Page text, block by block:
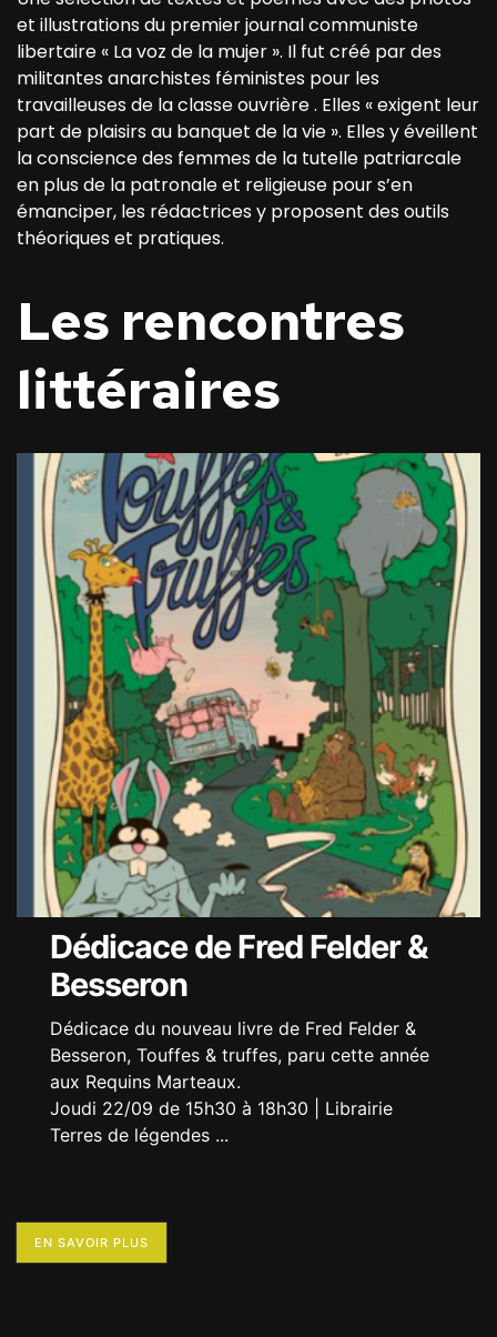
et illustrations du premier journal communiste
libertaire « La voz de la mujer ». Il fut créé par des
militantes anarchistes féministes pour les
travailleuses de la classe ouvrière . Elles « exigent leur
part de plaisirs au banquet de la vie ». Elles y éveillent
la conscience des femmes de la tutelle patriarcale
en plus de la patronale et religieuse pour s’en
émanciper, les rédactrices y proposent des outils
théoriques et pratiques.
Les rencontres
littéraires
Dédicace de Fred Felder &
Besseron
Dédicace du nouveau livre de Fred Felder &
Besseron, Touffes & truffes, paru cette année
aux Requins Marteaux.
Joudi 22/09 de 15h30 à 18h30 | Librairie
Terres de légendes ...
EN SAVOIR PLUS